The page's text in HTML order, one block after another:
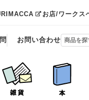
お店/ワークス
お問い合わせ